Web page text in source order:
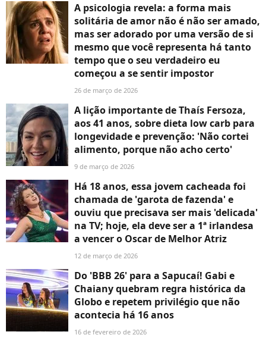
A psicologia revela: a forma mais
solitária de amor não é não ser amado,
mas ser adorado por uma versão de si
mesmo que você representa há tanto
tempo que o seu verdadeiro eu
começou a se sentir impostor
26 de março de 2026
A lição importante de Thaís Fersoza,
aos 41 anos, sobre dieta low carb para
longevidade e prevenção: 'Não cortei
alimento, porque não acho certo'
9 de março de 2026
Há 18 anos, essa jovem cacheada foi
chamada de 'garota de fazenda' e
ouviu que precisava ser mais 'delicada'
na TV; hoje, ela deve ser a 1ª irlandesa
a vencer o Oscar de Melhor Atriz
12 de março de 2026
Do 'BBB 26' para a Sapucaí! Gabi e
Chaiany quebram regra histórica da
Globo e repetem privilégio que não
acontecia há 16 anos
16 de fevereiro de 2026